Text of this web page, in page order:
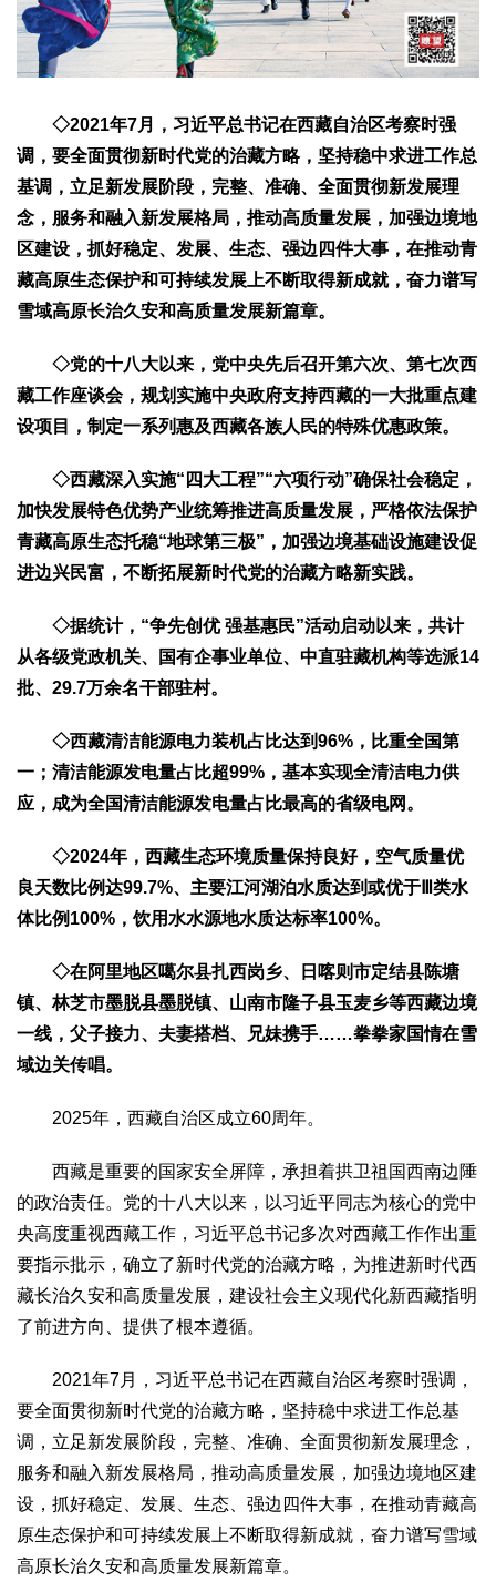
视频
访谈
津 晋 蒙 辽 吉 黑 沪 苏 浙 皖
闽
滇
陕
甘 青 宁 新 港 澳 台
智库
智库建设 智库专家 智库战略 智库之声
地方动态 地方强音
在线期刊
关于我们
杂志简介 杂志编委会 组织机构 联系我们 智慧中国动态
智慧城市
智慧环保
智慧会客厅 县域经济 城乡建设 乡村振兴
康养
成果展示
政策发布 视频播报 工程案例
康养智库
合作伙伴
◇2021年7月，习近平总书记在西藏自治区考察时强
调，要全面贯彻新时代党的治藏方略，坚持稳中求进工作总
基调，立足新发展阶段，完整、准确、全面贯彻新发展理
念，服务和融入新发展格局，推动高质量发展，加强边境地
区建设，抓好稳定、发展、生态、强边四件大事，在推动青
藏高原生态保护和可持续发展上不断取得新成就，奋力谱写
雪域高原长治久安和高质量发展新篇章。
◇党的十八大以来，党中央先后召开第六次、第七次西
藏工作座谈会，规划实施中央政府支持西藏的一大批重点建
设项目，制定一系列惠及西藏各族人民的特殊优惠政策。
◇西藏深入实施“四大工程”“六项行动”确保社会稳定，
加快发展特色优势产业统筹推进高质量发展，严格依法保护
青藏高原生态托稳“地球第三极”，加强边境基础设施建设促
进边兴民富，不断拓展新时代党的治藏方略新实践。
◇据统计，“争先创优 强基惠民”活动启动以来，共计
从各级党政机关、国有企事业单位、中直驻藏机构等选派14
批、29.7万余名干部驻村。
◇西藏清洁能源电力装机占比达到96%，比重全国第
一；清洁能源发电量占比超99%，基本实现全清洁电力供
应，成为全国清洁能源发电量占比最高的省级电网。
◇2024年，西藏生态环境质量保持良好，空气质量优
良天数比例达99.7%、主要江河湖泊水质达到或优于Ⅲ类水
体比例100%，饮用水水源地水质达标率100%。
◇在阿里地区噶尔县扎西岗乡、日喀则市定结县陈塘
镇、林芝市墨脱县墨脱镇、山南市隆子县玉麦乡等西藏边境
一线，父子接力、夫妻搭档、兄妹携手……拳拳家国情在雪
域边关传唱。
2025年，西藏自治区成立60周年。
西藏是重要的国家安全屏障，承担着拱卫祖国西南边陲
的政治责任。党的十八大以来，以习近平同志为核心的党中
央高度重视西藏工作，习近平总书记多次对西藏工作作出重
要指示批示，确立了新时代党的治藏方略，为推进新时代西
藏长治久安和高质量发展，建设社会主义现代化新西藏指明
了前进方向、提供了根本遵循。
2021年7月，习近平总书记在西藏自治区考察时强调，
要全面贯彻新时代党的治藏方略，坚持稳中求进工作总基
调，立足新发展阶段，完整、准确、全面贯彻新发展理念，
服务和融入新发展格局，推动高质量发展，加强边境地区建
设，抓好稳定、发展、生态、强边四件大事，在推动青藏高
原生态保护和可持续发展上不断取得新成就，奋力谱写雪域
高原长治久安和高质量发展新篇章。